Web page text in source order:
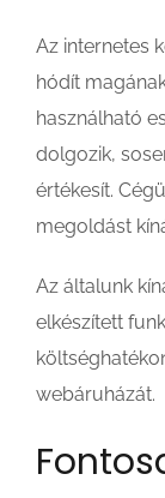
Az internetes
hódít
használható
dolgozik,
értékesít.
megoldást
Az általunk
elkészített
webáruházát.